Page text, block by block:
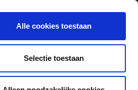
Alle cookies toestaan
Selectie toestaan